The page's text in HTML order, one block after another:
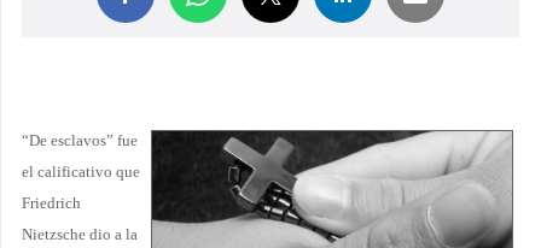
“De esclavos” fue
el calificativo que
Friedrich
Nietzsche dio a la